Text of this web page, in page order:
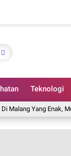
Teknologi
Enak, Murah, Dan